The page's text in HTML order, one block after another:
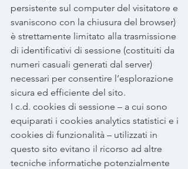
persistente sul computer del visitatore e
svaniscono con la chiusura del browser)
è strettamente limitato alla trasmissione
di identificativi di sessione (costituiti da
numeri casuali generati dal server)
necessari per consentire l’esplorazione
sicura ed efficiente del sito.
I c.d. cookies di sessione – a cui sono
equiparati i cookies analytics statistici e i
cookies di funzionalità – utilizzati in
questo sito evitano il ricorso ad altre
tecniche informatiche potenzialmente